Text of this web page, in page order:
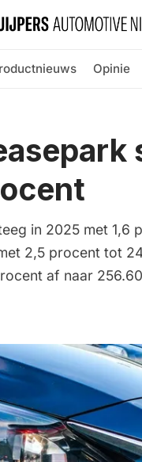
Opinie
in 2025 met 1,6
2,5 procent tot
af naar